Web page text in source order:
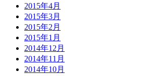
2015年4月
2015年3月
2015年2月
2015年1月
2014年12月
2014年11月
2014年10月